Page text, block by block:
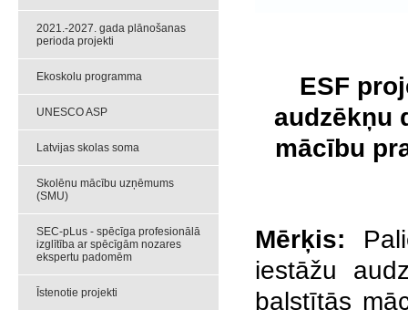
2021.-2027. gada plānošanas
perioda projekti
Ekoskolu programma
UNESCO ASP
Latvijas skolas soma
Skolēnu mācību uzņēmums
(SMU)
SEC-pLus - spēcīga profesionālā
izglītība ar spēcīgām nozares
ekspertu padomēm
Īstenotie projekti
ESF
audzēkņu
mācību
Mērķis:
iestāžu
balstītās